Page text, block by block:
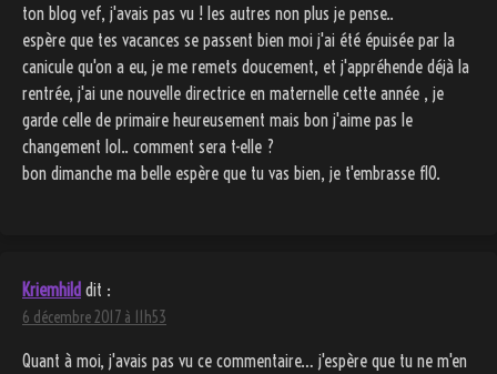
ton blog vef, j'avais pas vu ! les autres non plus je pense..
espère que tes vacances se passent bien moi j'ai été épuisée par la
canicule qu'on a eu, je me remets doucement, et j'appréhende déjà la
rentrée, j'ai une nouvelle directrice en maternelle cette année , je
garde celle de primaire heureusement mais bon j'aime pas le
changement lol.. comment sera t-elle ?
bon dimanche ma belle espère que tu vas bien, je t'embrasse flO.
Kriemhild dit :
6 décembre 2017 à 11h53
Quant à moi, j'avais pas vu ce commentaire… j'espère que tu ne m'en